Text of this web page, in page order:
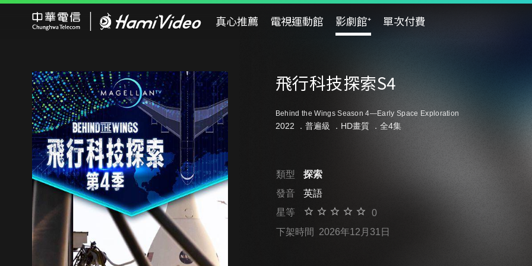
真心推薦 電視運動館 影劇館⁺ 單次付費
飛行科技探索S4
Behind the Wings Season 4—Early Space Exploration
2022 ． 普遍級 ．HD畫質 ．全4集
類型
探索
發音
英語
星等
0
下架時間 2026年12月31日